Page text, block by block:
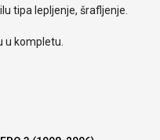
tipa lepljenje, šrafljenje.
u kompletu.